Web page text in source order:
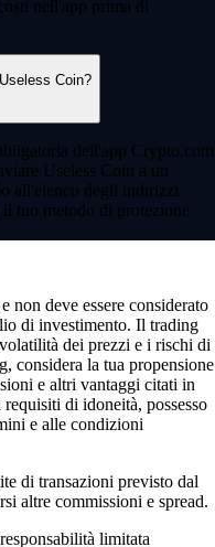
nell'app prima di
Coin?
dell'app Crypto.com
Useless Coin a un
all'elenco degli indirizzi
tuo metodo di protezione
non deve essere considerato
di investimento. Il trading
dei prezzi e i rischi di
considera la tua propensione
e altri vantaggi citati in
di idoneità, possesso
e alle condizioni
di transazioni previsto dal
altre commissioni e spread.
limitata